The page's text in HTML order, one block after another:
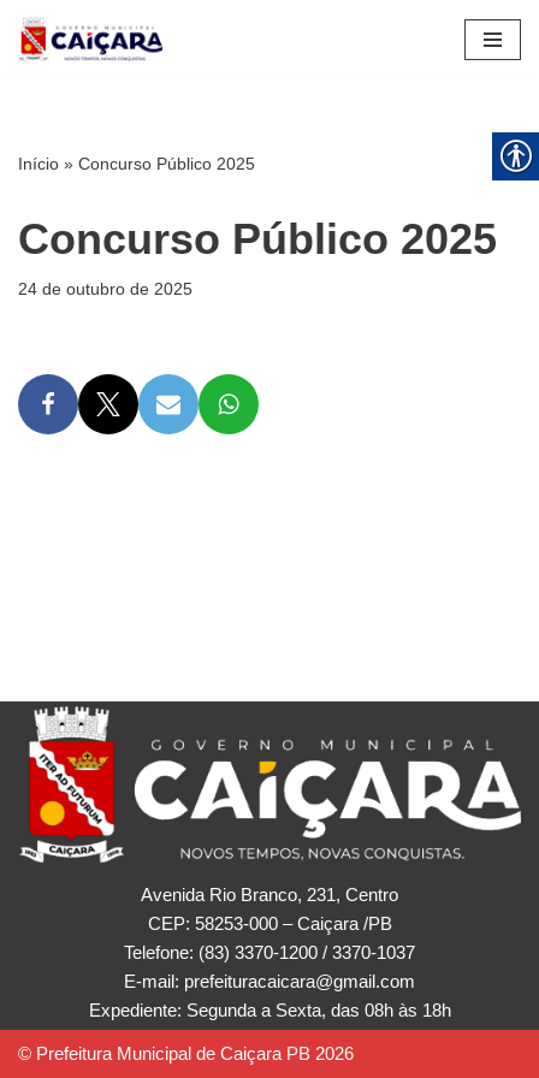
Pular
Início » Concurso Público 2025
Concurso Público 2025
24 de outubro de 2025
Avenida Rio Branco, 231, Centro
CEP: 58253-000 – Caiçara /PB
Telefone: (83) 3370-1200 / 3370-1037
E-mail: prefeituracaicara@gmail.com
Expediente: Segunda a Sexta, das 08h às 18h
© Prefeitura Municipal de Caiçara PB 2026